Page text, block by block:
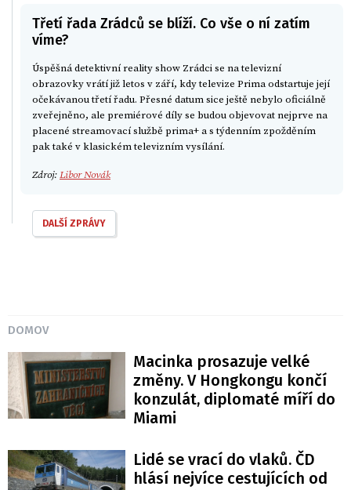
Třetí řada Zrádců se blíží. Co vše o ní zatím
víme?
Úspěšná detektivní reality show Zrádci se na televizní
obrazovky vrátí již letos v září, kdy televize Prima odstartuje její
očekávanou třetí řadu. Přesné datum sice ještě nebylo oficiálně
zveřejněno, ale premiérové díly se budou objevovat nejprve na
placené streamovací službě prima+ a s týdenním zpožděním
pak také v klasickém televizním vysílání.
Zdroj:Libor Novák
DALŠÍ ZPRÁVY
DOMOV
Macinka prosazuje velké
změny. V Hongkongu končí
konzulát, diplomaté míří do
Miami
Lidé se vrací do vlaků. ČD
hlásí nejvíce cestujících od